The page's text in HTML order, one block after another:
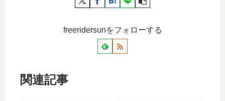
freeridersunをフォローする
関連記事